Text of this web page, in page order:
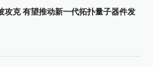
攻克 有望推动新一代拓扑量子器件发